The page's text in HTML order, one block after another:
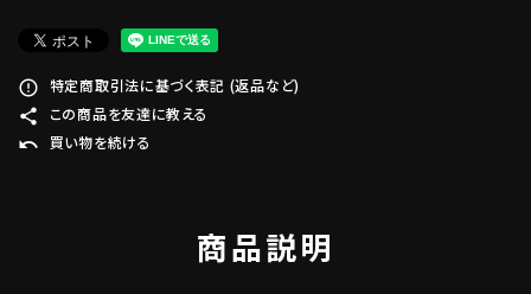
error_outline 特定商取引法に基づく表記 (返品など)
share この商品を友達に教える
undo 買い物を続ける
商品説明